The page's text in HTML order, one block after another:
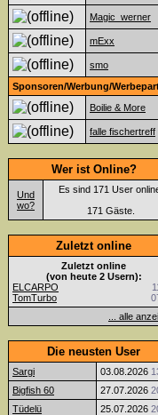
Magic_werner
mExx
smo
Sponsoren/Werbung/
Boilie & More
falle fischertreff
Wer ist Online?
Und
wo?
Es sind 171 User
171 Gäste.
Zuletzt online
Zuletzt online
(von heute 2 Usern):
ELCARPO
TomTurbo
... alle
Die neusten User
Sargi 03.08.2026
Bigfish 60
27.07.2026
Tüdelü
25.07.2026